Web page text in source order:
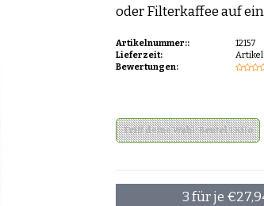
oder Filterkaffee auf
Artikelnummer::
12157
Lieferzeit:
Artikel
Bewertungen:
Triff deine Wahl: Beutel 1 Kilo
3 für je